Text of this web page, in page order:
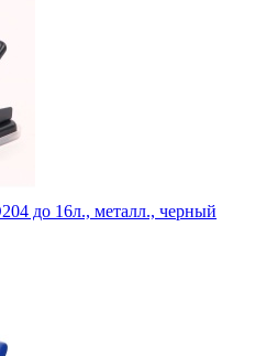
до 16л., металл., черный